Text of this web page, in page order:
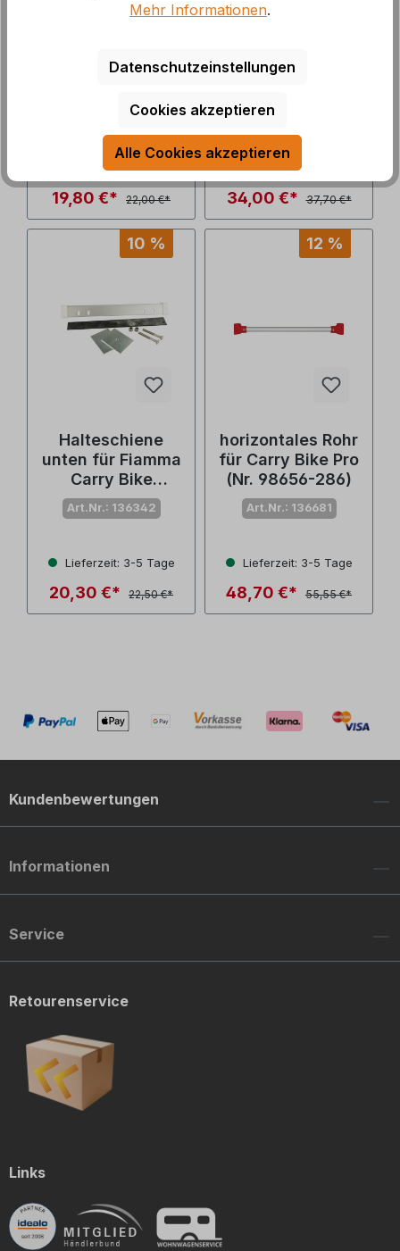
Sicherheitsklemm
schwarz, (Nr.
Art.Nr.: 136323
Lieferzeit: 3-5 Tage
19,80 €* 22,00 €*
Tragestruktur
schwarz, Carry
98656M011)
Art.Nr.: 136325
Lieferzeit: 3-5 Tage
34,00 €* 37,70 €*
10 %
Halteschiene
unten für Fiamma
Carry Bike
Caravan Hobby
(Nr. 98656-048)
Art.Nr.: 136342
Lieferzeit: 3-5 Tage
20,30 €* 22,50 €*
12 %
horizontales Rohr
für Carry Bike Pro
(Nr. 98656-286)
Art.Nr.: 136681
Lieferzeit: 3-5 Tage
48,70 €* 55,55 €*
Kundenbewertungen
Informationen
Service
Retourenservice
Links
Mehr Informationen.
Datenschutzeinstellungen
Cookies akzeptieren
Alle Cookies akzeptieren